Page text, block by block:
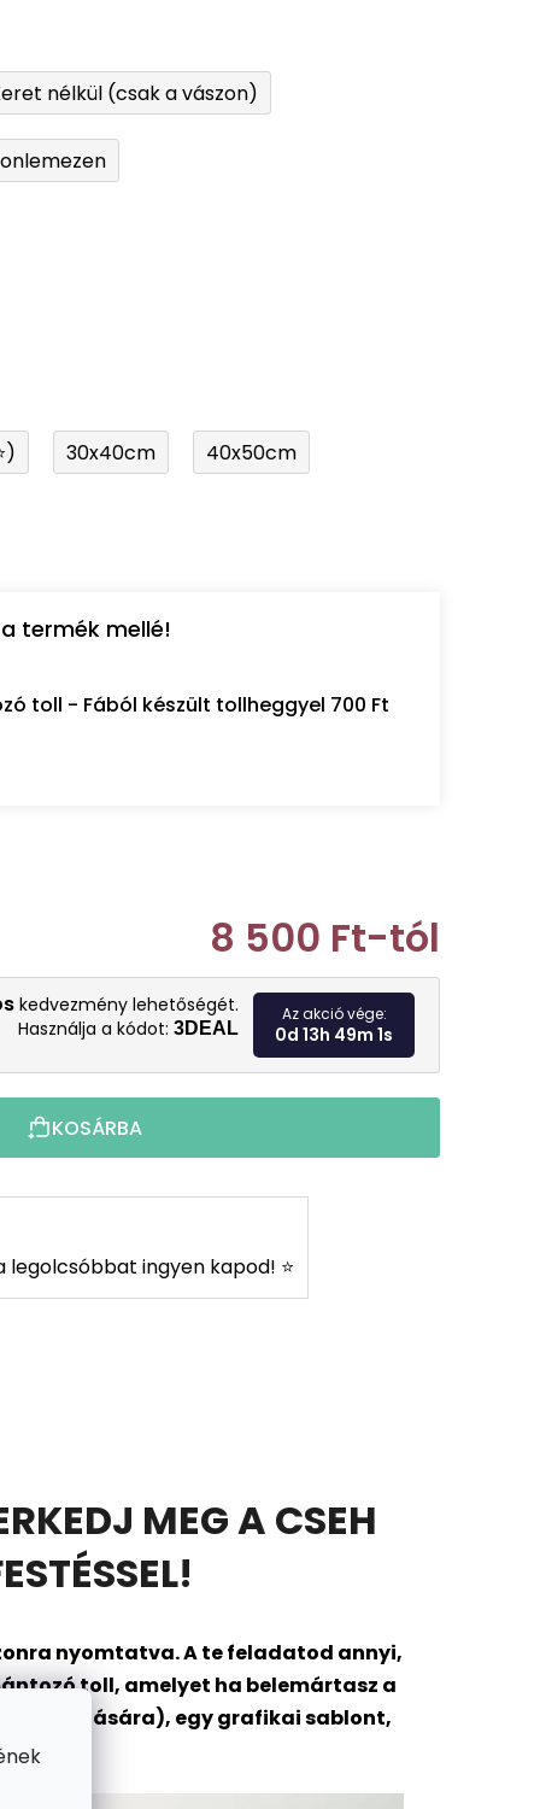
nélkül (csak a vászon)
30x40cm 40x50cm
termék mellé!
toll - Fából készült tollheggyel 700 Ft
8 500 Ft-tól
Egységár:
kedvezmény lehetőségét.
Használja a kódot: 3DEAL
Az akció vége:
0d 13h 49m 0s
KOSÁRBA
legolcsóbbat ingyen kapod! ⭐
MEG A CSEH
nyomtatva. A te feladatod annyi,
toll, amelyet ha belemártasz a
tárolására), egy grafikai sablont,